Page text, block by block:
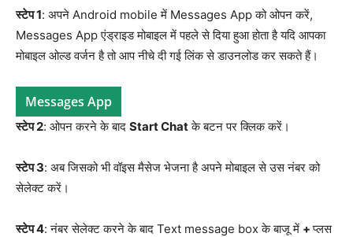
स्टेप 1: अपने Android mobile में Messages App को ओपन करें,
Messages App एंड्राइड मोबाइल में पहले से दिया हुआ होता है यदि आपका
मोबाइल ओल्ड वर्जन है तो आप नीचे दी गई लिंक से डाउनलोड कर सकते हैं।
Messages App
स्टेप 2: ओपन करने के बाद Start Chatके बटन पर क्लिक करें।
स्टेप 3: अब जिसको भी वॉइस मैसेज भेजना है अपने मोबाइल से उस नंबर को
सेलेक्ट करें।
स्टेप 4: नंबर सेलेक्ट करने के बाद Text message box के बाजू में +प्लस